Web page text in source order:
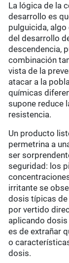
La lógica de la
desarrollo es
pulguicida,
del desarrollo
descendencia,
combinación
vista de la
atacar a la
químicas
supone reduce
resistencia.
Un producto
permetrina a
ser
seguridad: los
irritante se
dosis típicas
por vertido
aplicando
es de extrañar
o
dosis.